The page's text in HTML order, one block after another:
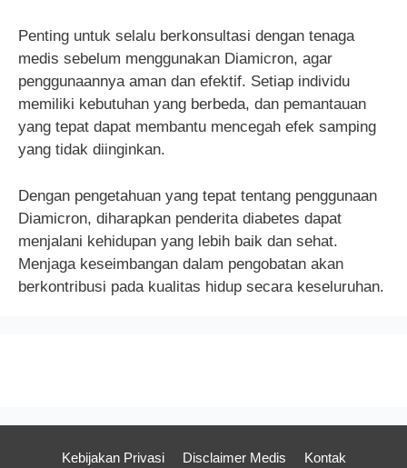
Penting untuk selalu berkonsultasi dengan tenaga
medis sebelum menggunakan Diamicron, agar
penggunaannya aman dan efektif. Setiap individu
memiliki kebutuhan yang berbeda, dan pemantauan
yang tepat dapat membantu mencegah efek samping
yang tidak diinginkan.
Dengan pengetahuan yang tepat tentang penggunaan
Diamicron, diharapkan penderita diabetes dapat
menjalani kehidupan yang lebih baik dan sehat.
Menjaga keseimbangan dalam pengobatan akan
berkontribusi pada kualitas hidup secara keseluruhan.
Kebijakan Privasi Disclaimer Medis Kontak